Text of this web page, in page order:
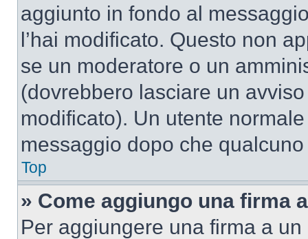
aggiunto in fondo al
l’hai modificato. Questo non
se un moderatore o un
(dovrebbero lasciare un
modificato). Un utente
messaggio dopo che
Top
» Come aggiungo una firma
Per aggiungere una firma a